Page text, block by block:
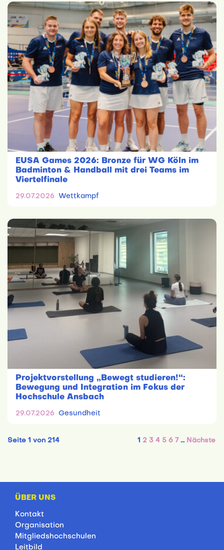
EUSA Games 2026: Bronze für WG Köln im
Badminton & Handball mit drei Teams im
Viertelfinale
29.07.2026 Wettkampf
Projektvorstellung „Bewegt studieren!“:
Bewegung und Integration im Fokus der
Hochschule Ansbach
29.07.2026 Gesundheit
Seite 1 von 214 1 2 3 4 5 6 7 … Nächste
ÜBER UNS
Kontakt
Organisation
Mitgliedshochschulen
Leitbild